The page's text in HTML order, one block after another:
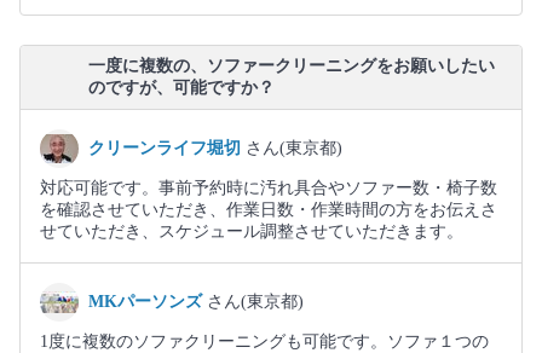
一度に複数の、ソファークリーニングをお願いしたい
のですが、可能ですか？
クリーンライフ堀切 さん(東京都)
対応可能です。事前予約時に汚れ具合やソファー数・椅子数
を確認させていただき、作業日数・作業時間の方をお伝えさ
せていただき、スケジュール調整させていただきます。
MKパーソンズ さん(東京都)
1度に複数のソファクリーニングも可能です。ソファ１つの